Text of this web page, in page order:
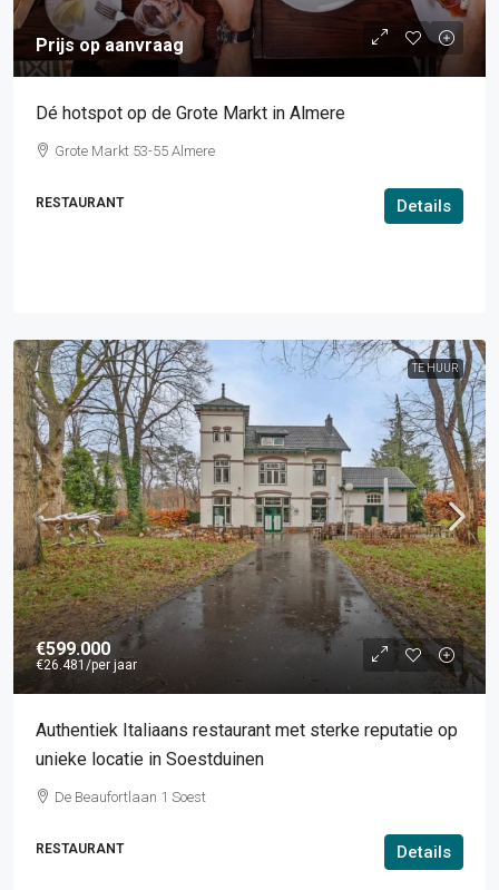
Prijs op aanvraag
Dé hotspot op de Grote Markt in Almere
Grote Markt 53-55 Almere
RESTAURANT Details
TE HUUR
€599.000
€26.481 /per jaar
Authentiek Italiaans restaurant met sterke reputatie op
unieke locatie in Soestduinen
De Beaufortlaan 1 Soest
RESTAURANT Details